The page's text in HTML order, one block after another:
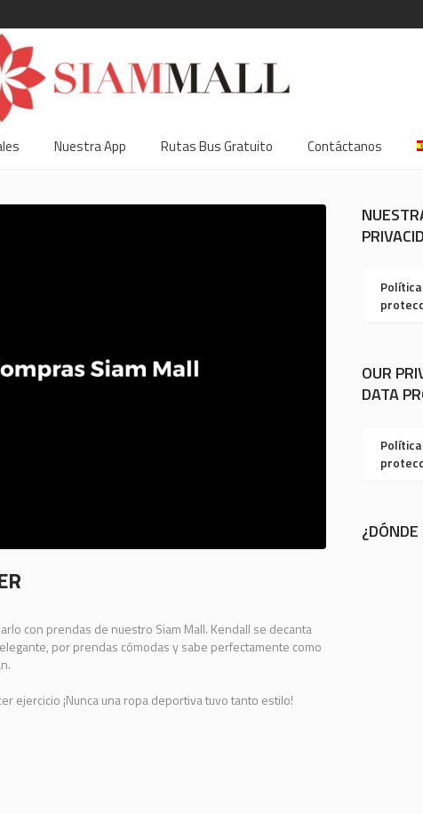
Nuestra App Rutas Bus Gratuito Contáctanos
con prendas de nuestro Siam Mall. Kendall se decanta
por prendas cómodas y sabe perfectamente como
ejercicio ¡Nunca una ropa deportiva tuvo tanto estilo!
OUR
DATA